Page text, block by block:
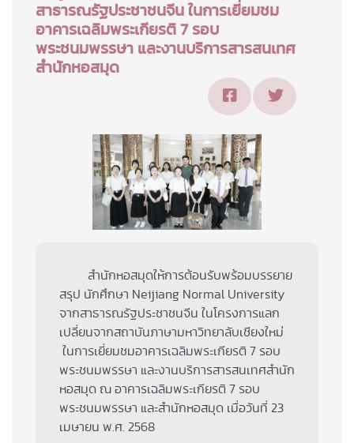
สาธารณรัฐประชาชนจีน ในการเยี่ยมชม
อาคารเฉลิมพระเกียรติ 7 รอบ
พระชนมพรรษา และงานบริการสารสนเทศ
สำนักหอสมุด
สำนักหอสมุดให้การต้อนรับพร้อมบรรยาย
สรุป นักศึกษา Neijiang Normal University
จากสาธารณรัฐประชาชนจีน ในโครงการแลก
เปลี่ยนจากสถาบันภาษามหาวิทยาลับเชียงใหม่
ในการเยี่ยมชมอาคารเฉลิมพระเกียรติ 7 รอบ
พระชนมพรรษา และงานบริการสารสนเทศสำนัก
หอสมุด ณ อาคารเฉลิมพระเกียรติ 7 รอบ
พระชนมพรรษา และสำนักหอสมุด เมื่อวันที่ 23
เมษายน พ.ศ. 2568